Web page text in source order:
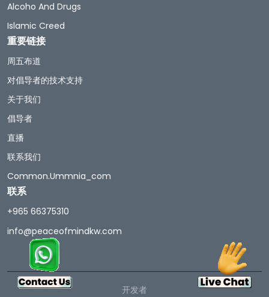
Alcoho And Drugs
Islamic Creed
重要链接
周五布道
对倡导者的技术支持
关于我们
倡导者
直播
联系我们
Common.ummnia_com
联系
+965 66375310
info@peaceofmindkw.com
开发者